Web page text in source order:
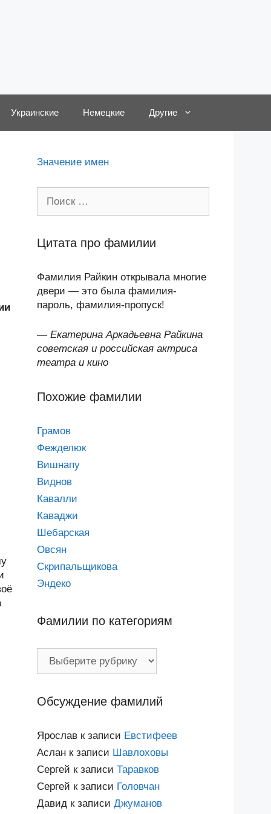
Украинские Немецкие Другие
Значение имен
Цитата про фамилии
Фамилия Райкин открывала многие
двери — это была фамилия-
пароль, фамилия-пропуск!
— Екатерина Аркадьевна Райкина
советская и российская актриса
театра и кино
Похожие фамилии
Грамов
Фежделюк
Вишнапу
Виднов
Кавалли
Каваджи
Шебарская
Овсян
Скрипальщикова
Эндеко
Фамилии по категориям
Обсуждение фамилий
Ярослав к записи Евстифеев
Аслан к записи Шавлоховы
Сергей к записи Таравков
Сергей к записи Головчан
Давид к записи Джуманов